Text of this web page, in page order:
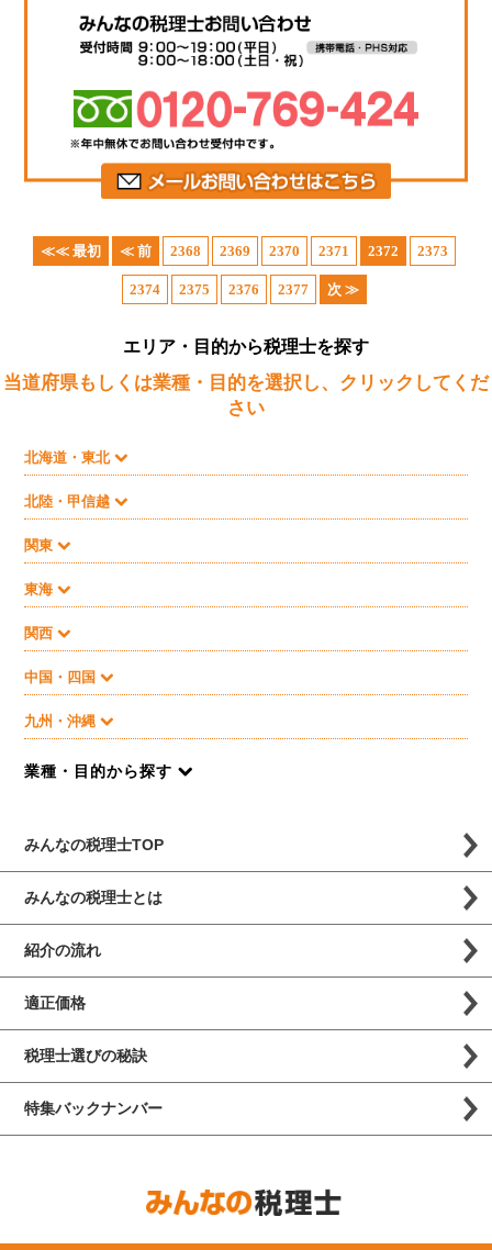
≪≪ 最初 ≪ 前 2368 2369 2370 2371 2372 2373
2374 2375 2376 2377 次 ≫
エリア・目的から税理士を探す
当道府県もしくは業種・目的を選択し、クリックしてくだ
さい
北海道・東北
北陸・甲信越
関東
東海
関西
中国・四国
九州・沖縄
業種・目的から探す
みんなの税理士TOP
みんなの税理士とは
紹介の流れ
適正価格
税理士選びの秘訣
特集バックナンバー